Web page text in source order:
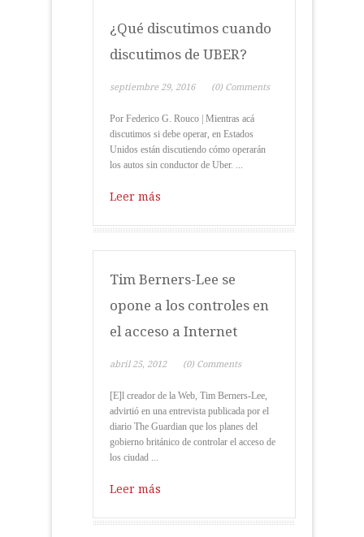
¿Qué discutimos cuando
discutimos de UBER?
septiembre 29, 2016 (0) Comments
Por Federico G. Rouco | Mientras acá
discutimos si debe operar, en Estados
Unidos están discutiendo cómo operarán
los autos sin conductor de Uber. ...
Leer más
Tim Berners-Lee se
opone a los controles en
el acceso a Internet
abril 25, 2012 (0) Comments
[E]l creador de la Web, Tim Berners-Lee,
advirtió en una entrevista publicada por el
diario The Guardian que los planes del
gobierno británico de controlar el acceso de
los ciudad ...
Leer más